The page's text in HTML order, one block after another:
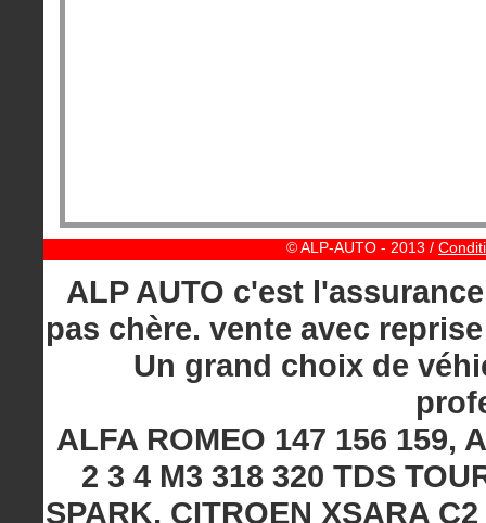
© ALP-AUTO - 2013 /
ALP AUTO c'est
pas chère. vente avec
Un grand choix de
ALFA ROMEO 147 156 159,
2 3 4 M3 318 320 TDS
SPARK, CITROEN XSARA